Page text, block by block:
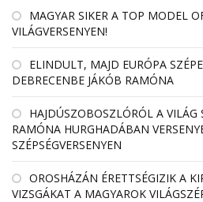
MAGYAR SIKER A TOP MODEL
VILÁGVERSENYEN!
ELINDULT, MAJD EURÓPA
DEBRECENBE JÁKÓB RAMÓNA
HAJDÚSZOBOSZLÓRÓL A VILÁG
RAMÓNA HURGHADÁBAN
SZÉPSÉGVERSENYEN
OROSHÁZÁN ÉRETTSÉGIZIK A
VIZSGÁKAT A MAGYAROK